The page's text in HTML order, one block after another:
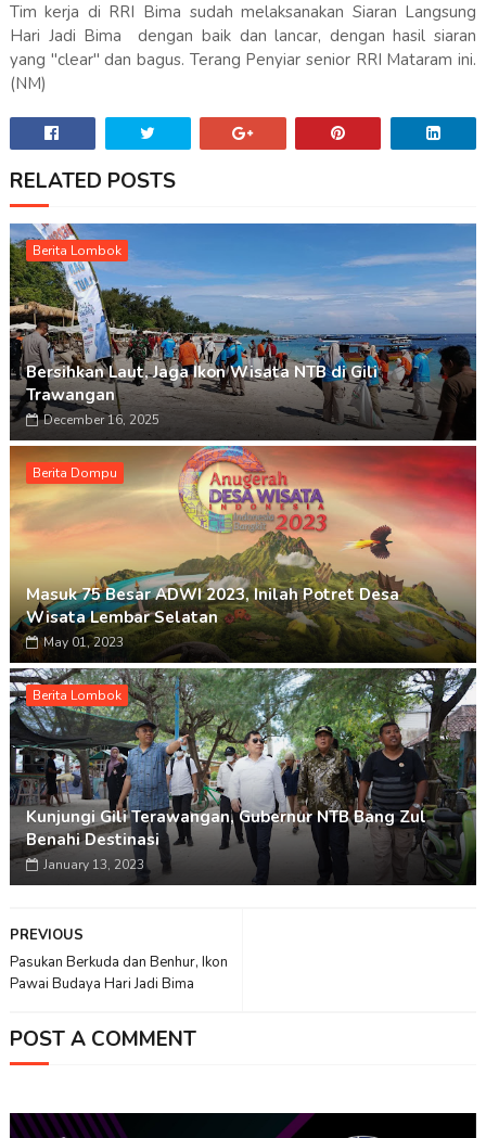
Tim kerja di RRI Bima sudah melaksanakan Siaran Langsung
Hari Jadi Bima dengan baik dan lancar, dengan hasil siaran
yang "clear" dan bagus. Terang Penyiar senior RRI Mataram ini.
(NM)
RELATED POSTS
Berita Lombok
Bersihkan Laut, Jaga Ikon Wisata NTB di Gili
Trawangan
December 16, 2025
Berita Dompu
Masuk 75 Besar ADWI 2023, Inilah Potret Desa
Wisata Lembar Selatan
May 01, 2023
Berita Lombok
Kunjungi Gili Terawangan, Gubernur NTB Bang Zul
Benahi Destinasi
January 13, 2023
PREVIOUS
Pasukan Berkuda dan Benhur, Ikon
Pawai Budaya Hari Jadi Bima
POST A COMMENT